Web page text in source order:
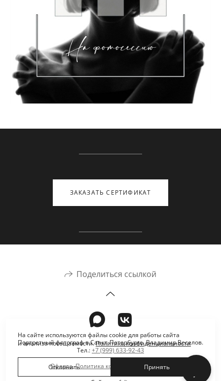
ЗАКАЗАТЬ СЕРТИФИКАТ
Поделиться ссылкой
Портретный фотограф в Санкт-Петербурге. Владимир Веселов.
Тел.:+7 (999) 633-92-43
Оферта,Политика конфиденциальности
На сайте используются файлы cookie для работы сайта
и анализа посещаемости.Политика конфиденциальности
Отклонить Принять